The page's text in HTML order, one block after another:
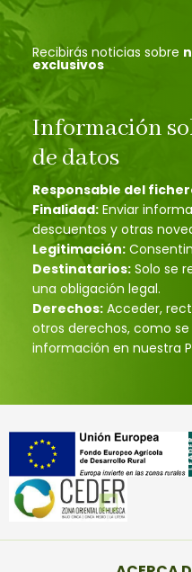
Recibirás noticias sobre
exclusivos
Información
de datos
Responsable del
Finalidad: Enviar
descuentos y otras
Legitimación:
Destinatarios: Solo se
una obligación legal.
Derechos: Acceder,
otros derechos, como
información en nuestra